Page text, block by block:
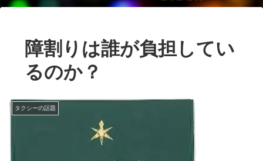
障割りは誰が負担してい
るのか？
タクシーの話題